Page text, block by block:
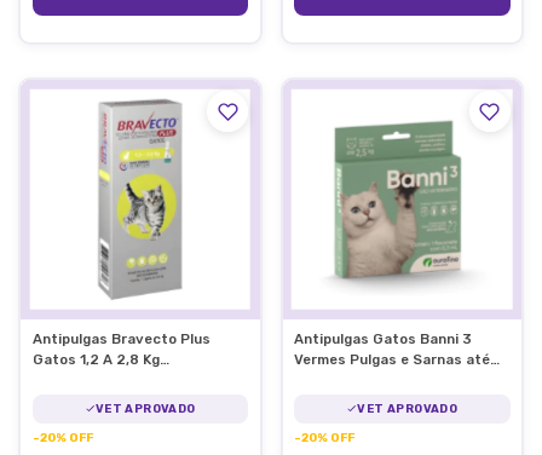
Antipulgas Bravecto Plus
Gatos 1,2 A 2,8 Kg
VET APROVADO
-20% OFF
Antipulgas Gatos Banni 3
Vermes Pulgas e Sarnas até
VET APROVADO
-20% OFF